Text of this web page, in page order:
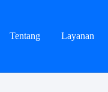
Tentang Layanan